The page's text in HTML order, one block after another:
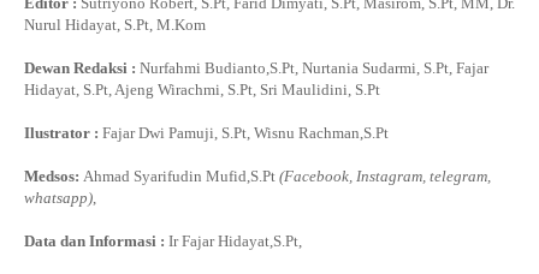
Nurul Hidayat, S.Pt, M.Kom
Dewan Redaksi : Nurfahmi Budianto,S.Pt, Nurtania Sudarmi, S.Pt, Fajar
Hidayat, S.Pt, Ajeng Wirachmi, S.Pt, Sri Maulidini, S.Pt
Ilustrator : Fajar Dwi Pamuji, S.Pt, Wisnu Rachman,S.Pt
Medsos: Ahmad Syarifudin Mufid,S.Pt (Facebook, Instagram, telegram,
whatsapp),
Data dan Informasi : Ir Fajar Hidayat,S.Pt,